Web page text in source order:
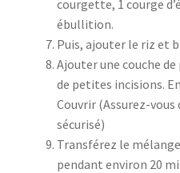
courgette, 1 courge
ébullition.
Puis, ajouter le riz et
Ajouter une couche
de petites incisions.
Couvrir (Assurez-
sécurisé)
Transférez le
pendant environ 20